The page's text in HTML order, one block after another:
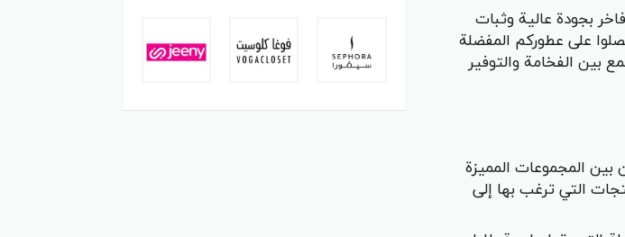
بجودة عالية وثبات
على عطوركم المفضلة
بين الفخامة والتوفير
المجموعات المميزة
التي ترغب بها إلى